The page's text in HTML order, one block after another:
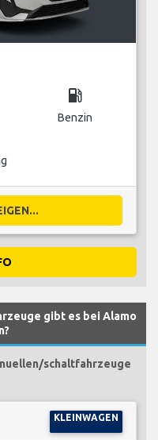
local_gas_station
Benzin
gibt es bei Alamo
schaltfahrzeuge
KLEINWAGEN